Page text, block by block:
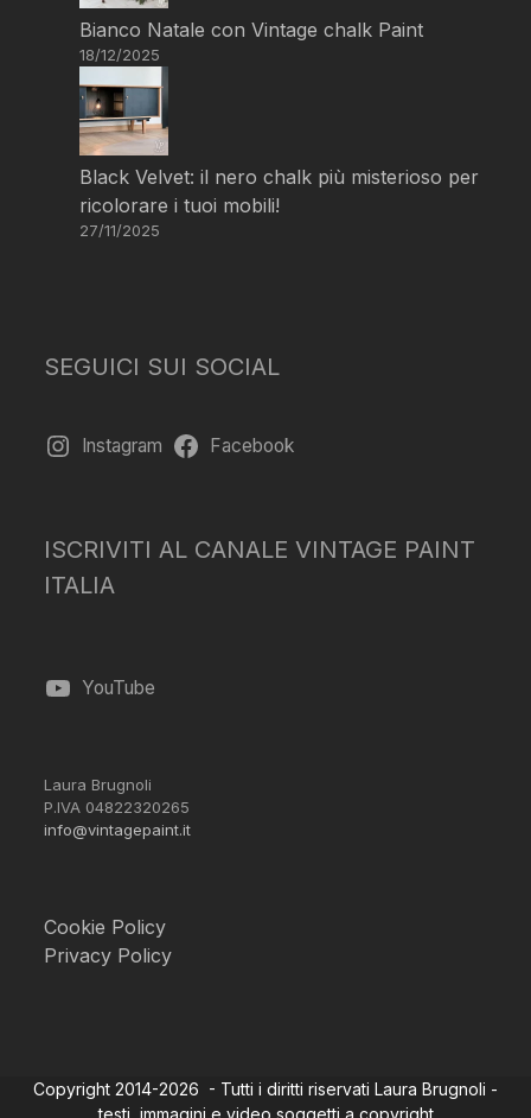
Bianco Natale con Vintage chalk Paint
18/12/2025
Black Velvet: il nero chalk più misterioso per
ricolorare i tuoi mobili!
27/11/2025
SEGUICI SUI SOCIAL
Instagram Facebook
ISCRIVITI AL CANALE VINTAGE PAINT
ITALIA
YouTube
Laura Brugnoli
P.IVA 04822320265
info@vintagepaint.it
Cookie Policy
Privacy Policy
Copyright 2014-2026 - Tutti i diritti riservati Laura Brugnoli -